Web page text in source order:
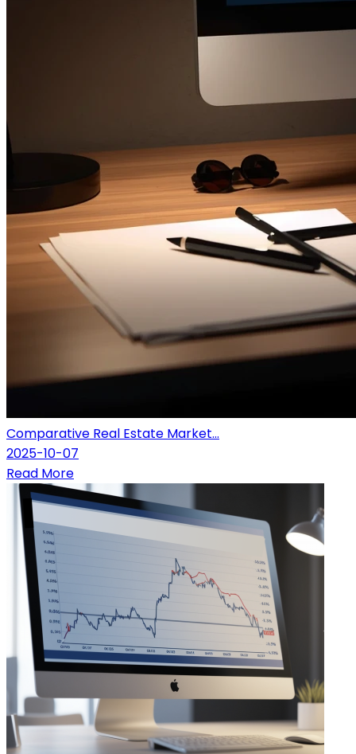
Comparative Real Estate Market...
2025-10-07
Read More